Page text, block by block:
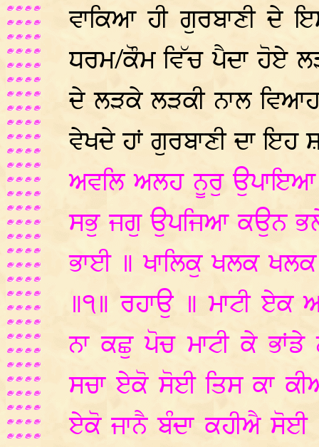
ਵਾਕਿਆ ਹੀ ਗੁਰਬਾਣੀ
ਧਰਮ/ਕੌਮ ਵਿੱਚ ਪੈਦਾ ਹੋਏ
ਦੇ ਲੜਕੇ ਲੜਕੀ ਨਾਲ
ਵੇਖਦੇ ਹਾਂ ਗੁਰਬਾਣੀ ਦਾ ਇਹ
ਅਵਲਿ ਅਲਹ ਨੂਰੁ
ਸਭੁ ਜਗੁ ਉਪਜਿਆ ਕਉਨ
ਭਾਈ ॥ ਖਾਲਿਕੁ ਖਲਕ ਖਲਕ
॥੧॥ ਰਹਾਉ ॥ ਮਾਟੀ ਏਕ
ਨਾ ਕਛੁ ਪੋਚ ਮਾਟੀ ਕੇ
ਸਚਾ ਏਕੋ ਸੋਈ ਤਿਸ ਕਾ
ਏਕੋ ਜਾਨੈ ਬੰਦਾ ਕਹੀਐ